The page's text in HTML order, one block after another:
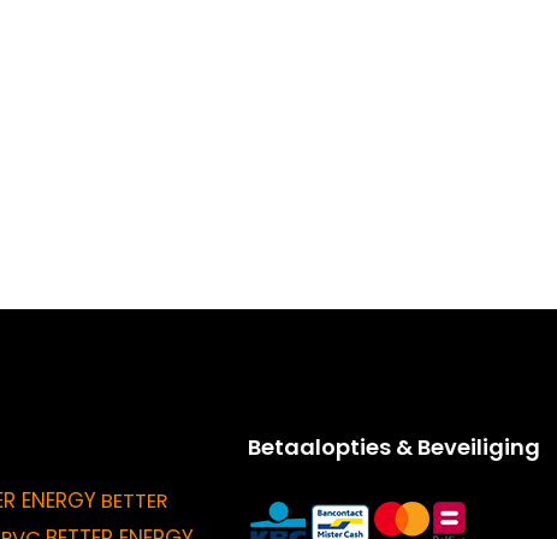
ENERGY BETTER
Betaalopties & Beveiliging